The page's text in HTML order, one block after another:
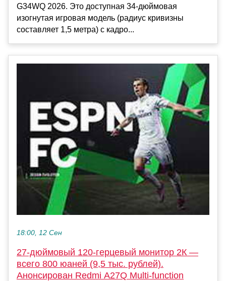
G34WQ 2026. Это доступная 34-дюймовая
изогнутая игровая модель (радиус кривизны
составляет 1,5 метра) с кадро...
18:00, 12 Сен
27-дюймовый 120-герцевый монитор 2К —
всего 800 юаней (9,5 тыс. рублей).
Анонсирован Redmi A27Q Multi-function